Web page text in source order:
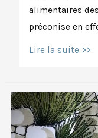
alimentaires
préconise en
Matsyendrasana
qui
donna
son
nom
à
Lire la suite >>